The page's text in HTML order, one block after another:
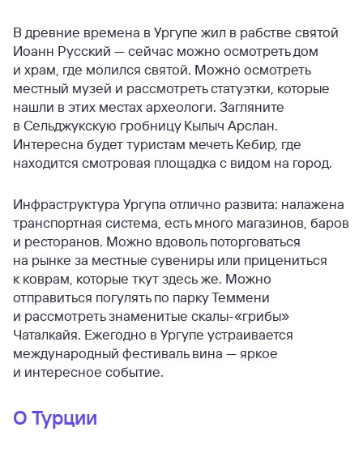
В древние времена в Ургупе жил в рабстве святой
Иоанн Русский — сейчас можно осмотреть дом
и храм, где молился святой. Можно осмотреть
местный музей и рассмотреть статуэтки, которые
нашли в этих местах археологи. Загляните
в Сельджукскую гробницу Кылыч Арслан.
Интересна будет туристам мечеть Кебир, где
находится смотровая площадка с видом на город.
Инфраструктура Ургупа отлично развита: налажена
транспортная система, есть много магазинов, баров
и ресторанов. Можно вдоволь поторговаться
на рынке за местные сувениры или прицениться
к коврам, которые ткут здесь же. Можно
отправиться погулять по парку Теммени
и рассмотреть знаменитые скалы-«грибы»
Чаталкайя. Ежегодно в Ургупе устраивается
международный фестиваль вина — яркое
и интересное событие.
О Турции